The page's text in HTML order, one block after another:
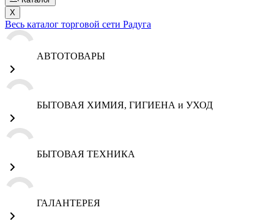
X
Весь каталог торговой сети Радуга
АВТОТОВАРЫ
БЫТОВАЯ ХИМИЯ, ГИГИЕНА и УХОД
БЫТОВАЯ ТЕХНИКА
ГАЛАНТЕРЕЯ